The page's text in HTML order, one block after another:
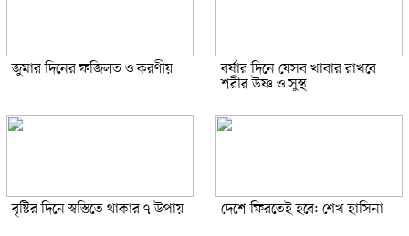
জুমার দিনের ফজিলত ও করণীয় বর্ষার দিনে যেসব খাবার রাখবে
শরীর উষ্ণ ও সুস্থ
বৃষ্টির দিনে স্বস্তিতে থাকার ৭ উপায় দেশে ফিরতেই হবে: শেখ হাসিনা